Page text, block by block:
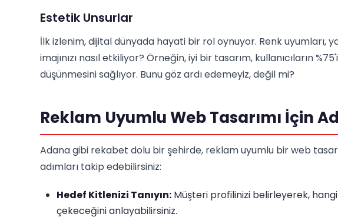
Estetik Unsurlar
İlk izlenim, dijital dünyada hayati bir rol oynuyor. Renk uyumları,
imajınızı nasıl etkiliyor? Örneğin, iyi bir tasarım, kullanıcıların
düşünmesini sağlıyor. Bunu göz ardı edemeyiz, değil mi?
Reklam Uyumlu Web Tasarımı İçin
Adana gibi rekabet dolu bir şehirde, reklam uyumlu bir web
adımları takip edebilirsiniz:
Hedef Kitlenizi Tanıyın: Müşteri profilinizi belirleyerek,
çekeceğini anlayabilirsiniz.